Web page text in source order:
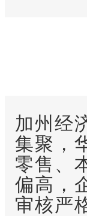
加州经
集聚，
零售、
偏高，
审核严